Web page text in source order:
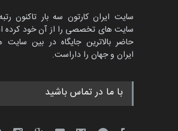
سایت ایران کارتون سه بار تاکنون
سایت های تخصصی را از آن خود کرده
حاضر بالاترین جایگاه در بین
ایران و جهان را داراست.
با ما در تماس باشید